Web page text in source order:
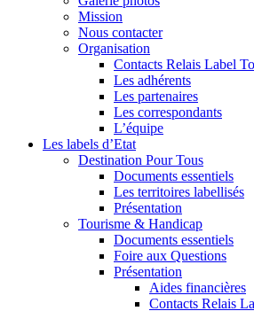
Mission
Nous contacter
Organisation
Contacts Relais Label
Les adhérents
Les partenaires
Les correspondants
L’équipe
Les labels d’Etat
Destination Pour Tous
Documents essentiels
Les territoires labellisés
Présentation
Tourisme & Handicap
Documents essentiels
Foire aux Questions
Présentation
Aides financières
Contacts Relais